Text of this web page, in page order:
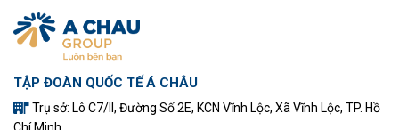
TẬP ĐOÀN QUỐC TẾ Á CHÂU
Trụ sở: Lô C7/II, Đường Số 2E, KCN Vĩnh Lộc, Xã Vĩnh Lộc, TP. Hồ